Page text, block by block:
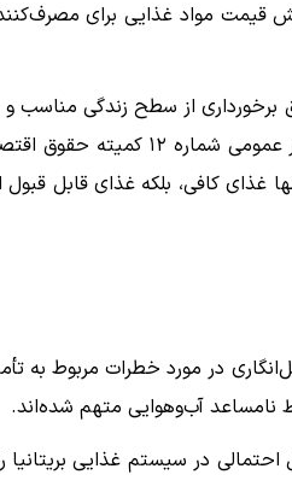
قیمت مواد غذایی برای
از سطح زندگی مناسب
۱۱ میثاق بین‌المللی حقوق اقتصادی،
غذای کافی، بلکه غذای قابل
در مورد خطرات مربوط به
نامساعد آب‌وهوایی متهم شده‌اند.
در سیستم غذایی بریتانیا